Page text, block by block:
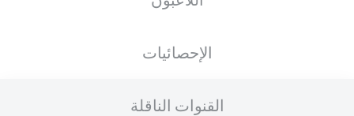
الإحصائيات
القنوات الناقلة